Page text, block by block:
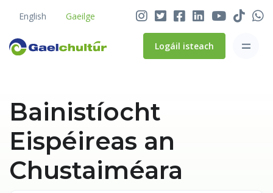
English Gaeilge
Logáil isteach
Bainistíocht
Eispéireas an
Chustaiméara